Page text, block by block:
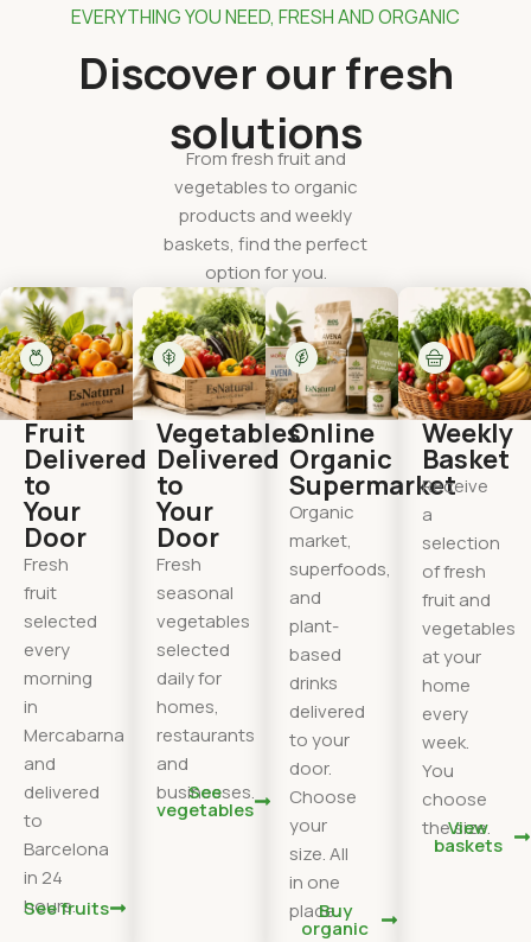
EVERYTHING YOU NEED, FRESH AND ORGANIC
Discover our fresh
solutions
From fresh fruit and
vegetables to organic
products and weekly
baskets, find the perfect
option for you.
Fruit
Delivered
to
Your
Door
Fresh
fruit
selected
every
morning
in
Mercabarna
and
delivered
to
Barcelona
in 24
hours.
See fruits
Vegetables
Delivered
to
Your
Door
Fresh
seasonal
vegetables
selected
daily for
homes,
restaurants
and
businesses.
See
vegetables
Online
Organic
Supermarket
Organic
market,
superfoods,
and
plant-
based
drinks
delivered
to your
door.
Choose
your
size. All
in one
place.
Buy
organic
Weekly
Basket
Receive
a
selection
of fresh
fruit and
vegetables
at your
home
every
week.
You
choose
the size.
View
baskets